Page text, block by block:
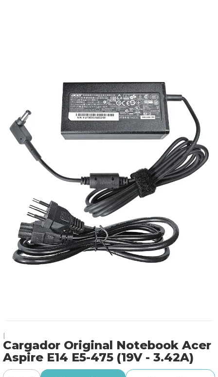
Cargador Original Notebook Acer
Aspire E14 E5-475 (19V - 3.42A)